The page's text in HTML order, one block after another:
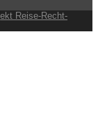
Reise-Recht-